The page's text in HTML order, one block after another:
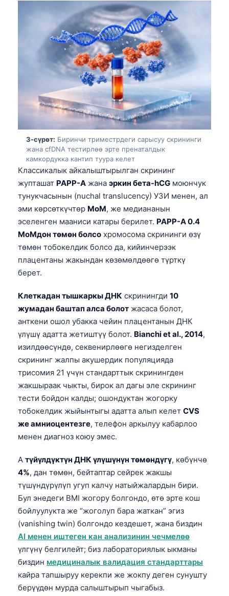
3-сүрөт: Биринчи триместрдеги сарысуу скрининги
жана cfDNA тестирлөө эрте пренаталдык
камкордукка кантип туура келет
Классикалык айкалыштырылган скрининг
жупташат PAPP-A жана эркин бета-hCG моюнчук
тунукчасынын (nuchal translucency) УЗИ менен, ал
эми көрсөткүчтөр MoM, же медиананын
эселенген мааниси катары берилет. PAPP-A 0.4
MoMдон төмөн болсо хромосома скрининги өзү
төмөн тобокелдик болсо да, кийинчерээк
плацентаны жакындан көзөмөлдөөгө түрткү
берет.
Клеткадан тышкаркы ДНК скринингди 10
жумадан баштап алса болот жасаса болот,
анткени ошол убакка чейин плацентанын ДНК
үлүшү адатта жетиштүү болот. Bianchi et al., 2014,
изилдөөсүндө, секвенирлөөгө негизделген
скрининг жалпы акушердик популяцияда
трисомия 21 үчүн стандарттык скринингден
жакшыраак чыкты, бирок ал дагы эле скрининг
тести бойдон калды; ошондуктан жогорку
тобокелдик жыйынтыгы адатта алып келет CVS
же амниоцентезге, телефон аркылуу кабарлоо
менен диагноз коюу эмес.
A түйүлдүктүн ДНК үлүшүнүн төмөндүгү, көбүнчө
4%, дан төмөн, бейтаптар сейрек жакшы
түшүндүрүлүп угуп калчу натыйжалардын бири.
Бул энедеги BMI жогору болгондо, өтө эрте кош
бойлуулукта же “жоголуп бара жаткан” эгиз
(vanishing twin) болгондо кездешет, жана биздин
AI менен иштеген кан анализинин чечмелөө
үлгүнү белгилейт; биз лабораториялык ыкманы
биздин медициналык валидация стандарттары
кайра тапшыруу керекпи же жокпу деген сунушту
берүүдөн мурда салыштырып чыгабыз.